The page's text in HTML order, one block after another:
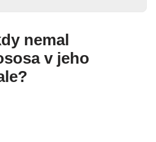
nemal
v jeho